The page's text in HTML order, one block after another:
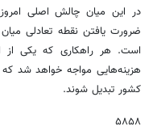
در این میان چالش اصلی
ضرورت یافتن نقطه تعادلی
است. هر راهکاری که یکی از
هزینه‌هایی مواجه خواهد شد
کشور تبدیل شوند.
۵۸۵۸